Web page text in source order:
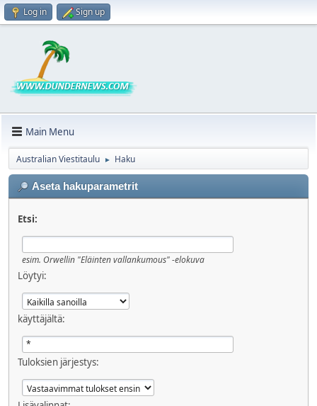
Log in Sign up
Main Menu
Australian Viestitaulu ► Haku
Aseta hakuparametrit
Etsi:
esim. Orwellin "Eläinten vallankumous" -elokuva
Löytyi:
käyttäjältä:
Tuloksien järjestys: